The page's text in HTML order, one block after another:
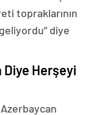
topraklarının
diye
Diye Herşeyi